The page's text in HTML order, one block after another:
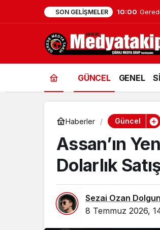
SON GELIŞMELER 0:26
GÜNCEL GENEL
Haberler Güncel
Assan’ın
Dolarlık
Sezai Ozan Dolgun
8 Temmuz 2026,